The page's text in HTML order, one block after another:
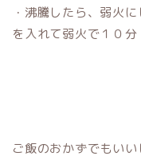
・沸騰したら、弱火
を入れて弱火で１０分
ご飯のおかずでもいい